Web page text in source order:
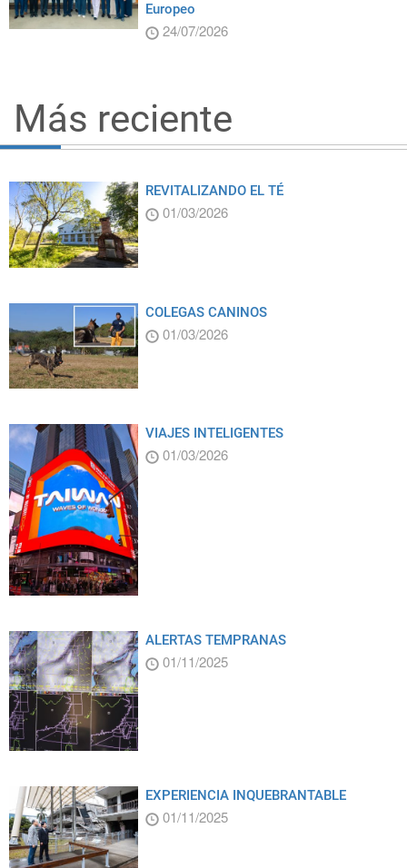
Europeo
24/07/2026
Más reciente
REVITALIZANDO EL TÉ
01/03/2026
COLEGAS CANINOS
01/03/2026
VIAJES INTELIGENTES
01/03/2026
ALERTAS TEMPRANAS
01/11/2025
EXPERIENCIA INQUEBRANTABLE
01/11/2025